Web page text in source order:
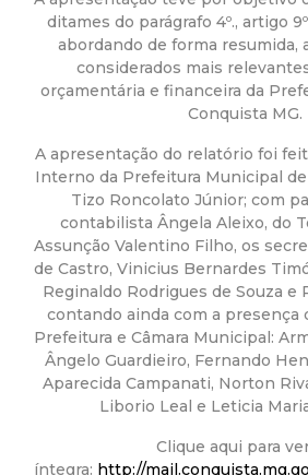
u
n
c
i
p
a
l
ditames do parágrafo 4º., artigo
abordando de forma resumida,
considerados mais
orçamentária e financeira da
Conquista MG.
A apresentação do relatório foi
Interno da Prefeitura Municipal
Tizo Roncolato Júnior; com
contabilista Ângela Aleixo, do
Assunção Valentino Filho, os
de Castro, Vinicius Bernardes
Reginaldo Rodrigues de Souza e
contando ainda com a presença
Prefeitura e Câmara Municipal:
Ângelo Guardieiro, Fernando
Aparecida Campanati, Norton
Liborio Leal e Leticia
Clique aqui para
íntegra: http://